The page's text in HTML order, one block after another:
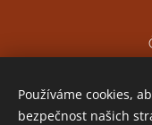
Používáme cookies,
bezpečnost našich